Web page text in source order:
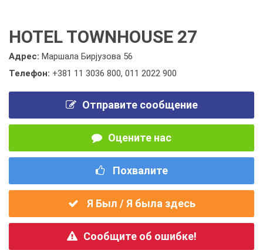
HOTEL TOWNHOUSE 27
Адрес: Маршала Бирјузова 56
Телефон: +381 11 3036 800, 011 2022 900
Отправите сообщение
Оцените нас
Похвалите
Я Был / Я была здесь
Сообщите об ошибке!